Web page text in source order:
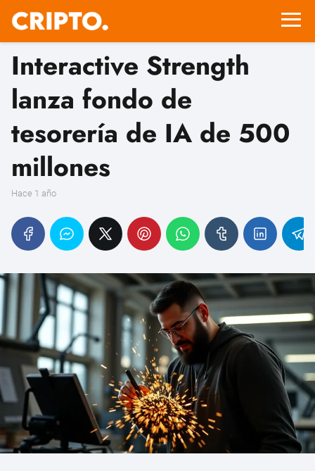
Interactive Strength
lanza fondo de
tesorería de IA de 500
millones
hace 1 año